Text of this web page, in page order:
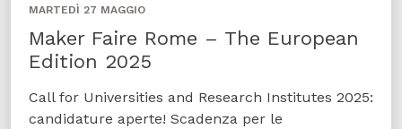
MARTEDÌ 27 MAGGIO
Maker Faire Rome – The European
Edition 2025
Call for Universities and Research Institutes 2025:
candidature aperte! Scadenza per le